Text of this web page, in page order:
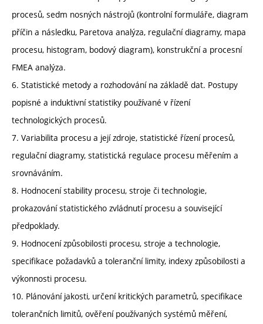
procesů, sedm nosných nástrojů (kontrolní formuláře, diagram
příčin a následku, Paretova analýza, regulační diagramy, mapa
procesu, histogram, bodový diagram), konstrukční a procesní
FMEA analýza.
6. Statistické metody a rozhodování na základě dat. Postupy
popisné a induktivní statistiky používané v řízení
technologických procesů.
7. Variabilita procesu a její zdroje, statistické řízení procesů,
regulační diagramy, statistická regulace procesu měřením a
srovnáváním.
8. Hodnocení stability procesu, stroje či technologie,
prokazování statistického zvládnutí procesu a související
předpoklady.
9. Hodnocení způsobilosti procesu, stroje a technologie,
specifikace požadavků a toleranční limity, indexy způsobilosti a
výkonnosti procesu.
10. Plánování jakosti, určení kritických parametrů, specifikace
tolerančních limitů, ověření používaných systémů měření,